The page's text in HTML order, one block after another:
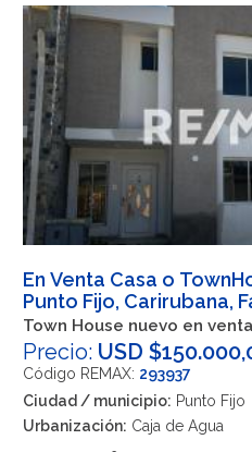
En Venta Casa o
Punto Fijo, Carirubana,
Town House nuevo en
Precio: USD
Código REMAX: 293937
Ciudad / municipio: Punto Fijo
Urbanización: Caja de Agua